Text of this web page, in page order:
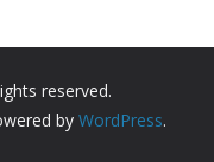
reserved.
by WordPress.